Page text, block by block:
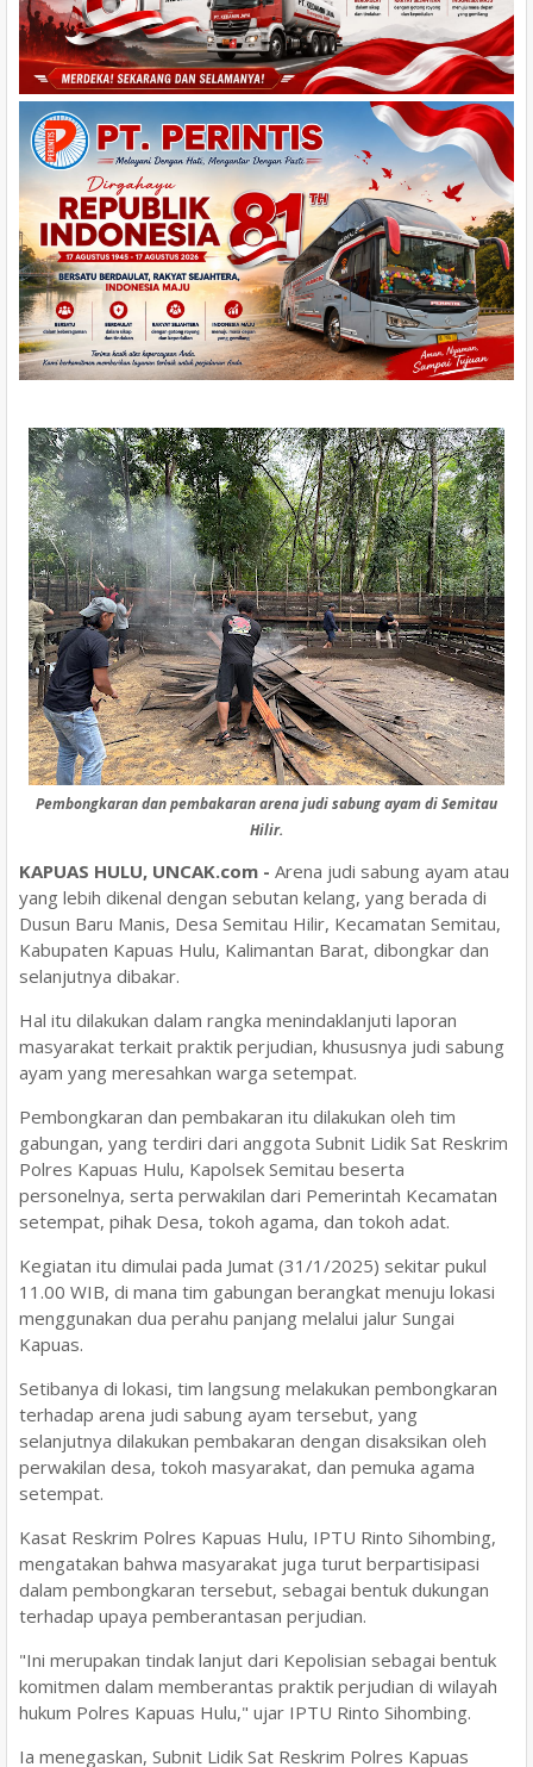
Pembongkaran dan pembakaran arena judi sabung ayam di Semitau
Hilir.
KAPUAS HULU, UNCAK.com - Arena judi sabung ayam atau
yang lebih dikenal dengan sebutan kelang, yang berada di
Dusun Baru Manis, Desa Semitau Hilir, Kecamatan Semitau,
Kabupaten Kapuas Hulu, Kalimantan Barat, dibongkar dan
selanjutnya dibakar.
Hal itu dilakukan dalam rangka menindaklanjuti laporan
masyarakat terkait praktik perjudian, khususnya judi sabung
ayam yang meresahkan warga setempat.
Pembongkaran dan pembakaran itu dilakukan oleh tim
gabungan, yang terdiri dari anggota Subnit Lidik Sat Reskrim
Polres Kapuas Hulu, Kapolsek Semitau beserta
personelnya, serta perwakilan dari Pemerintah Kecamatan
setempat, pihak Desa, tokoh agama, dan tokoh adat.
Kegiatan itu dimulai pada Jumat (31/1/2025) sekitar pukul
11.00 WIB, di mana tim gabungan berangkat menuju lokasi
menggunakan dua perahu panjang melalui jalur Sungai
Kapuas.
Setibanya di lokasi, tim langsung melakukan pembongkaran
terhadap arena judi sabung ayam tersebut, yang
selanjutnya dilakukan pembakaran dengan disaksikan oleh
perwakilan desa, tokoh masyarakat, dan pemuka agama
setempat.
Kasat Reskrim Polres Kapuas Hulu, IPTU Rinto Sihombing,
mengatakan bahwa masyarakat juga turut berpartisipasi
dalam pembongkaran tersebut, sebagai bentuk dukungan
terhadap upaya pemberantasan perjudian.
"Ini merupakan tindak lanjut dari Kepolisian sebagai bentuk
komitmen dalam memberantas praktik perjudian di wilayah
hukum Polres Kapuas Hulu," ujar IPTU Rinto Sihombing.
Ia menegaskan, Subnit Lidik Sat Reskrim Polres Kapuas